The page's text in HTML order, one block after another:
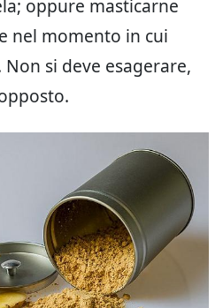
oppure masticarne
nel momento in cui
si deve esagerare,